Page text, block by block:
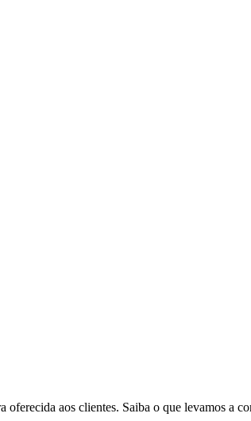
aos clientes. Saiba o que levamos a